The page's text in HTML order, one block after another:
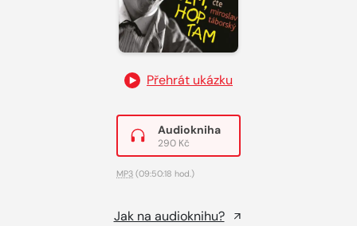
Přehrát ukázku
Audiokniha
290 Kč
MP3 (09:50:18 hod.)
Jak na audioknihu?